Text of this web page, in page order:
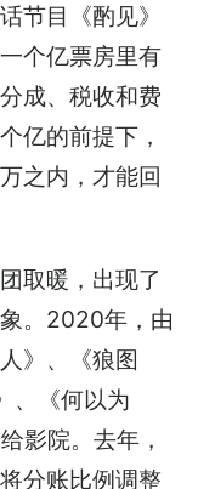
节目《酌见》
个亿票房里有
成、税收和费
亿的前提下，
之内，才能回
取暖，出现了
。2020年，由
》、《狼图
、《何以为
影院。去年，
分账比例调整